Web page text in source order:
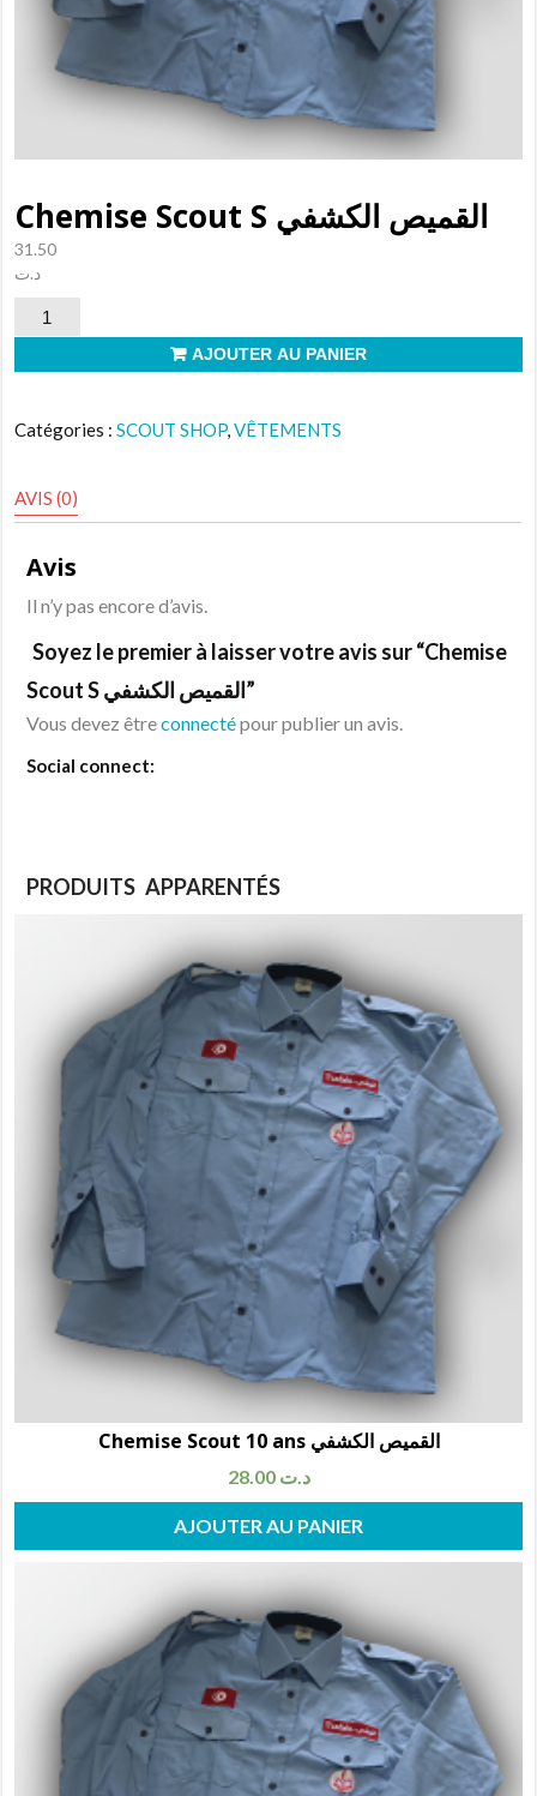
Chemise Scout S القميص الكشفي
31.50
د.ت
quantité
Chemise
S
الكشفي
AJOUTER AU PANIER
Catégories :SCOUT SHOP,VÊTEMENTS
AVIS (0)
Avis
Il n’y pas encore d’avis.
Soyez le premier à laisser votre avis sur “Chemise
Scout S القميص الكشفي”
Vous devez êtreconnectépour publier un avis.
Social connect:
PRODUITS APPARENTÉS
Chemise Scout 10 ans القميص الكشفي
28.00 د.ت
AJOUTER AU PANIER